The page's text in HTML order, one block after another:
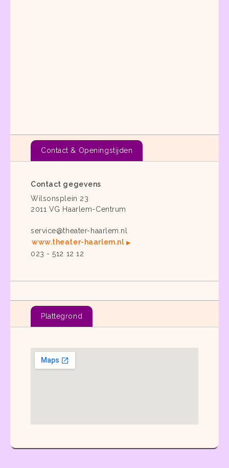
Contact & Openingstijden
Contact gegevens
Wilsonsplein 23
2011 VG Haarlem-Centrum
service@theater-haarlem.nl
www.theater-haarlem.nl
023 - 512 12 12
Plattegrond